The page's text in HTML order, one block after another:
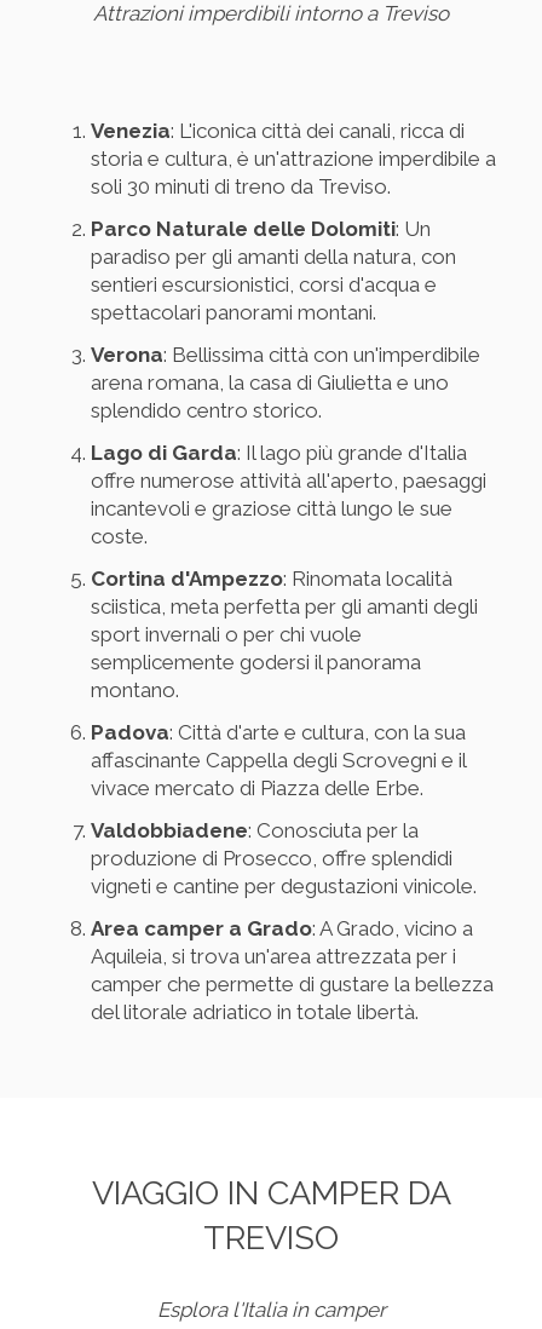
Attrazioni imperdibili intorno a Treviso
Venezia: L'iconica città dei canali, ricca di
storia e cultura, è un'attrazione imperdibile a
soli 30 minuti di treno da Treviso.
Parco Naturale delle Dolomiti: Un
paradiso per gli amanti della natura, con
sentieri escursionistici, corsi d'acqua e
spettacolari panorami montani.
Verona: Bellissima città con un'imperdibile
arena romana, la casa di Giulietta e uno
splendido centro storico.
Lago di Garda: Il lago più grande d'Italia
offre numerose attività all'aperto, paesaggi
incantevoli e graziose città lungo le sue
coste.
Cortina d'Ampezzo: Rinomata località
sciistica, meta perfetta per gli amanti degli
sport invernali o per chi vuole
semplicemente godersi il panorama
montano.
Padova: Città d'arte e cultura, con la sua
affascinante Cappella degli Scrovegni e il
vivace mercato di Piazza delle Erbe.
Valdobbiadene: Conosciuta per la
produzione di Prosecco, offre splendidi
vigneti e cantine per degustazioni vinicole.
Area camper a Grado: A Grado, vicino a
Aquileia, si trova un'area attrezzata per i
camper che permette di gustare la bellezza
del litorale adriatico in totale libertà.
VIAGGIO IN CAMPER DA
TREVISO
Esplora l'Italia in camper